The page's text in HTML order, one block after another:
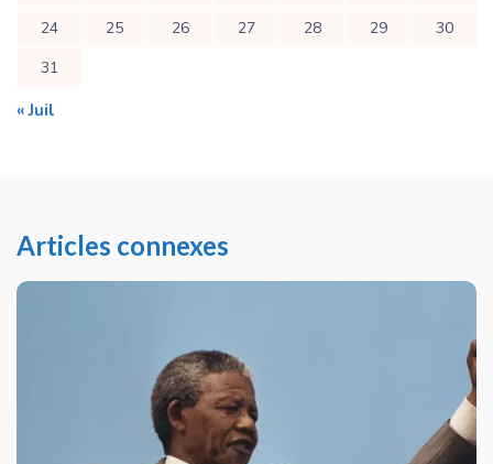
24
25 26 27 28 29
30
31
« Juil
Articles connexes